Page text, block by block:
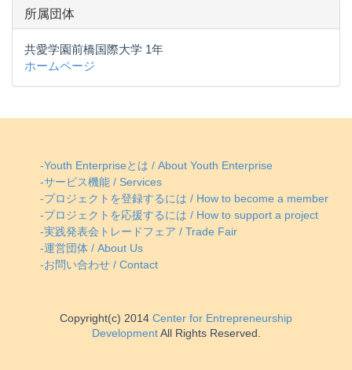
所属団体
共愛学園前橋国際大学 1年
ホームページ
-Youth Enterpriseとは / About Youth Enterprise
-サービス機能 / Services
-プロジェクトを登録するには / How to become a member
-プロジェクトを応援するには / How to support a project
-実践発表会トレードフェア / Trade Fair
-運営団体 / About Us
-お問い合わせ / Contact
Copyright(c) 2014 Center for Entrepreneurship
DevelopmentAll Rights Reserved.